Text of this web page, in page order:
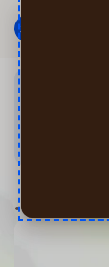
Pagrindinis
meniu
Pereiti
prie
turinio
Rugpjūčio
Mano If